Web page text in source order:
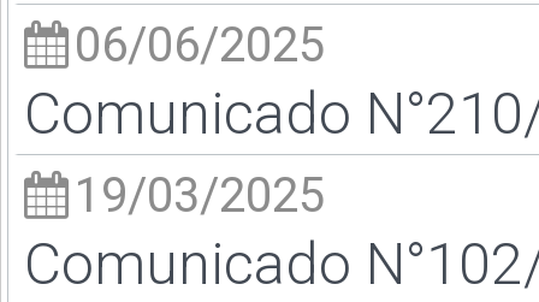
06/06/2025
Comunicado
19/03/2025
Comunicado